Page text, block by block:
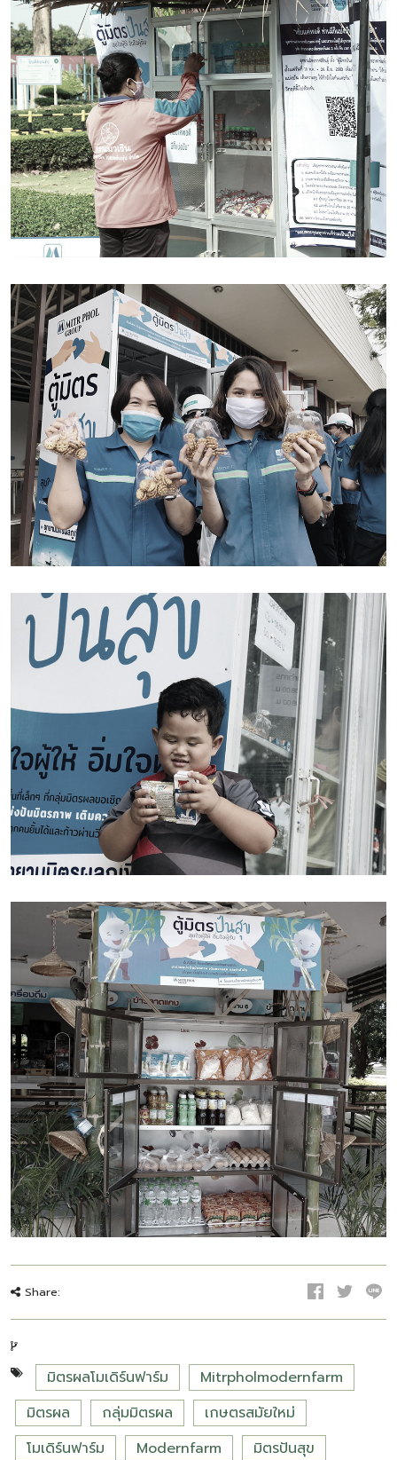
Share:
มิตรผลโมเดิร์นฟาร์ม
Mitrpholmodernfarm
มิตรผล
กลุ่มมิตรผล
เกษตรสมัยใหม่
โมเดิร์นฟาร์ม
Modernfarm
มิตรปันสุข